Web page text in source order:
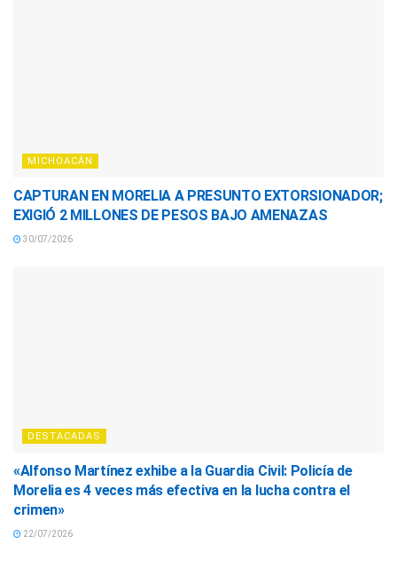
MICHOACÁN
CAPTURAN EN MORELIA A PRESUNTO EXTORSIONADOR;
EXIGIÓ 2 MILLONES DE PESOS BAJO AMENAZAS
30/07/2026
DESTACADAS
«Alfonso Martínez exhibe a la Guardia Civil: Policía de
Morelia es 4 veces más efectiva en la lucha contra el
crimen»
22/07/2026